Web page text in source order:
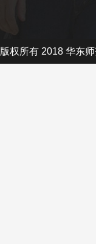
版权所有 2018 华东